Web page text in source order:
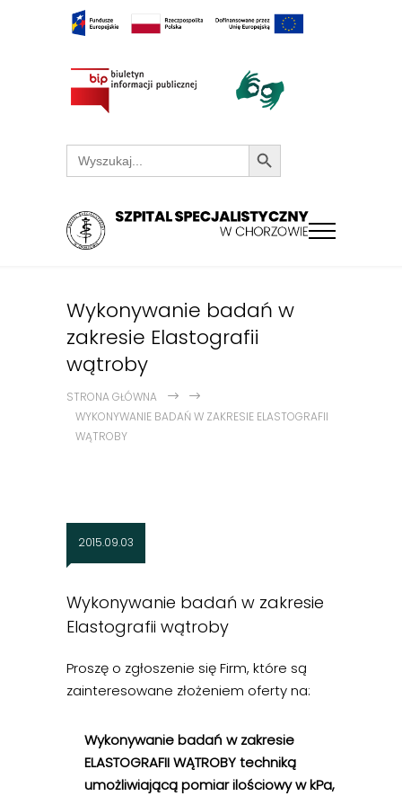
Search
for:
Search Button
Wykonywanie badań w
zakresie Elastografii
wątroby
STRONA GŁÓWNA
WYKONYWANIE BADAŃ W ZAKRESIE ELASTOGRAFII
WĄTROBY
2015.09.03
Wykonywanie badań w zakresie
Elastografii wątroby
Proszę o zgłoszenie się Firm, które są
zainteresowane złożeniem oferty na:
Wykonywanie badań w zakresie
ELASTOGRAFII WĄTROBY techniką
umożliwiającą pomiar ilościowy w kPa,